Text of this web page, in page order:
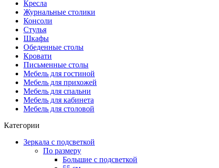
Кресла
Журнальные столики
Консоли
Стулья
Шкафы
Обеденные столы
Кровати
Письменные столы
Мебель для гостиной
Мебель для прихожей
Мебель для спальни
Мебель для кабинета
Мебель для столовой
Категории
Зеркала с подсветкой
По размеру
Большие с подсветкой